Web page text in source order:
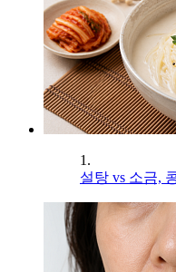
1.
설탕 vs 소금,